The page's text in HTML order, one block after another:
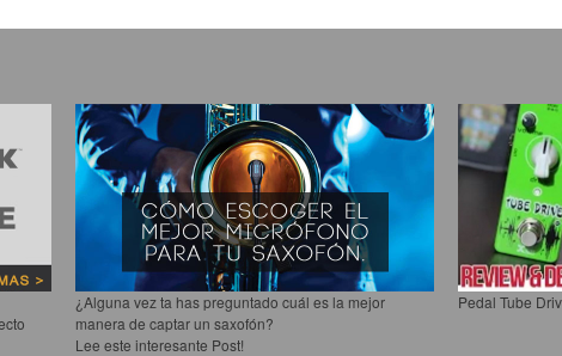
¿Alguna vez ta has preguntado cuál es la mejor
manera de captar un saxofón?
Lee este interesante Post!
Pedal Tube